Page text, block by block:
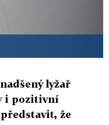
lyžař
i pozitivní
že